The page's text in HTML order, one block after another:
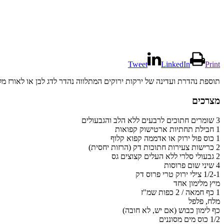
Tweet LinkedIn
Print
תוספת נהדרת ועדינה של ירקות ירוקים המתלווה נהדר לדג לבן או לאורז
מצרכים
3 שומרים חתוכים לרבעים ללא הלב והגבעולים
1 חבילת תחתיות ארטישוק קפואות
1 כוס פול ירוק או אדממה קפוא קלוף
2 כרישות צעירות חתוכות דק (הרזות יחסית)
2 גבעולי סלרי ללא העלים קצוצים גס
4 שיני שום פרוסות
1/2-1 צילי ירוק טרי פרוס דק
מיץ מלימון אחד
1 כף חמאה / 2 כפות שמ"ז
מלח, פלפל
כף לימון כבוש (אם יש, לא חובה)
1/2 כוס מים מסוננים